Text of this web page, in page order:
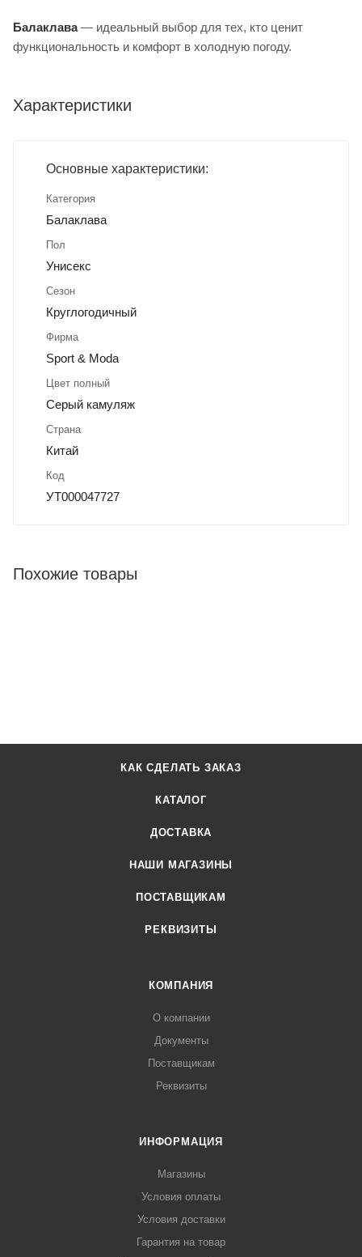
Балаклава— идеальный выбор для тех, кто ценит
функциональность и комфорт в холодную погоду.
Характеристики
Основные характеристики:
Категория
Балаклава
Пол
Унисекс
Сезон
Круглогодичный
Фирма
Sport & Moda
Цвет полный
Серый камуляж
Страна
Китай
Код
УТ000047727
Похожие товары
КАК СДЕЛАТЬ ЗАКАЗ
КАТАЛОГ
ДОСТАВКА
НАШИ МАГАЗИНЫ
ПОСТАВЩИКАМ
РЕКВИЗИТЫ
КОМПАНИЯ
О компании
Документы
Поставщикам
Реквизиты
ИНФОРМАЦИЯ
Магазины
Условия оплаты
Условия доставки
Гарантия на товар